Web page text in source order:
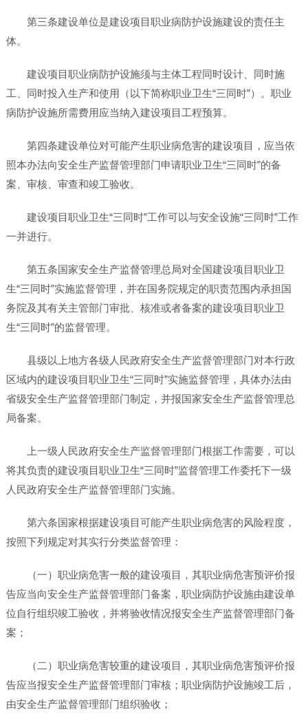
第三条建设单位是建设项目职业病防护设施建设的责任主
体。
建设项目职业病防护设施须与主体工程同时设计、同时施
工、同时投入生产和使用（以下简称职业卫生“三同时”）。职业
病防护设施所需费用应当纳入建设项目工程预算。
第四条建设单位对可能产生职业病危害的建设项目，应当依
照本办法向安全生产监督管理部门申请职业卫生“三同时”的备
案、审核、审查和竣工验收。
建设项目职业卫生“三同时”工作可以与安全设施“三同时”工作
一并进行。
第五条国家安全生产监督管理总局对全国建设项目职业卫
生“三同时”实施监督管理，并在国务院规定的职责范围内承担国
务院及其有关主管部门审批、核准或者备案的建设项目职业卫
生“三同时”的监督管理。
县级以上地方各级人民政府安全生产监督管理部门对本行政
区域内的建设项目职业卫生“三同时”实施监督管理，具体办法由
省级安全生产监督管理部门制定，并报国家安全生产监督管理总
局备案。
上一级人民政府安全生产监督管理部门根据工作需要，可以
将其负责的建设项目职业卫生“三同时”监督管理工作委托下一级
人民政府安全生产监督管理部门实施。
第六条国家根据建设项目可能产生职业病危害的风险程度，
按照下列规定对其实行分类监督管理：
（一）职业病危害一般的建设项目，其职业病危害预评价报
告应当向安全生产监督管理部门备案，职业病防护设施由建设单
位自行组织竣工验收，并将验收情况报安全生产监督管理部门备
案；
（二）职业病危害较重的建设项目，其职业病危害预评价报
告应当报安全生产监督管理部门审核；职业病防护设施竣工后，
由安全生产监督管理部门组织验收；